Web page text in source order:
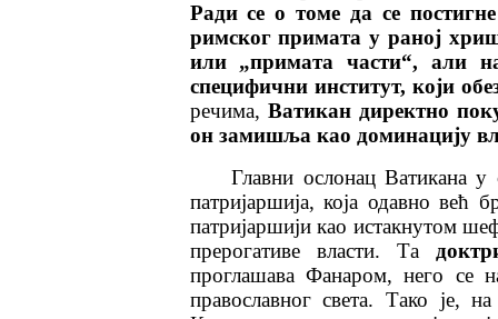
Ради се о томе да се
римског примата у раној
или „примата части“, али
специфични институт, који
речима, Ватикан директно
он замишља као доминацију
Главни ослонац Ватикана
патријаршија, која одавно већ
патријаршији као истакнутом
прерогативе власти. Та
проглашава Фанаром, него се
православног света. Тако је,